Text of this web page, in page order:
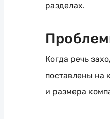
разделах.
Когда речь
поставлены на
и размера